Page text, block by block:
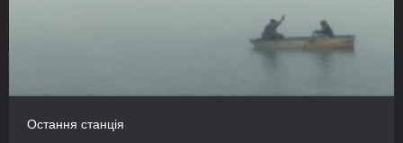
Остання станція